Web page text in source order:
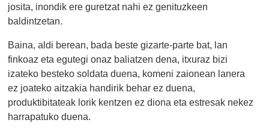
josita, inondik ere guretzat nahi ez genituzkeen
baldintzetan.
Baina, aldi berean, bada beste gizarte-parte bat, lan
finkoaz eta egutegi onaz baliatzen dena, itxuraz bizi
izateko besteko soldata duena, komeni zaionean lanera
ez joateko aitzakia handirik behar ez duena,
produktibitateak lorik kentzen ez diona eta estresak nekez
harrapatuko duena.